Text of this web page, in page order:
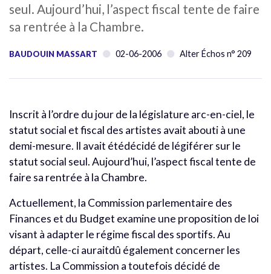
seul. Aujourd’hui, l’aspect fiscal tente de faire
sa rentrée à la Chambre.
BAUDOUIN MASSART 02-06-2006 Alter Échos n° 209
Inscrit à l’ordre du jour de la législature arc-en-ciel, le
statut social et fiscal des artistes avait abouti à une
demi-mesure. Il avait étédécidé de légiférer sur le
statut social seul. Aujourd’hui, l’aspect fiscal tente de
faire sa rentrée à la Chambre.
Actuellement, la Commission parlementaire des
Finances et du Budget examine une proposition de loi
visant à adapter le régime fiscal des sportifs. Au
départ, celle-ci auraitdû également concerner les
artistes. La Commission a toutefois décidé de